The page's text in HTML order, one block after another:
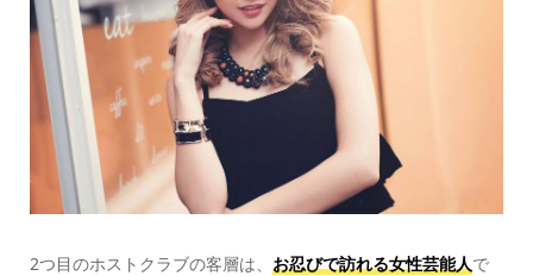
2つ目のホストクラブの客層は、 お忍びで訪れる女性芸能人で